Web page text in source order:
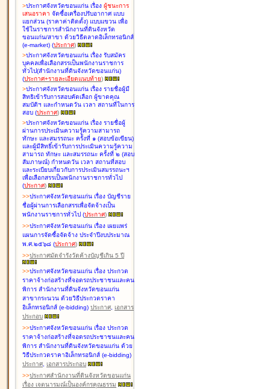
>ประกาศจังหวัดขอนแก่น เรื่อง ผู้ชนะการ
เสนอราคา จัดซื้อเครื่องปรับอากาศ แบบ
แยกส่วน (ราคาค่าติดตั้ง) แบบแขวน เพื่อ
ใช้ในราชการสำนักงานที่ดินจังหวัด
ขอนแก่น/สาขา ด้วยวิธีตลาดอิเล็กทรอนิกส์
(e-market) (ประกาศ)
>ประกาศจังหวัดขอนแก่น เรื่อง รับสมัคร
บุคคลเพื่อเลือกสรรเป็นพนักงานราชการ
ทั่วไป(สำนักงานที่ดินจังหวัดขอนแก่น)
(ประกาศ+รายละเอียดแนบท้าย)
>ประกาศจังหวัดขอนแก่น เรื่อง รายชื่อผู้มี
สิทธิเข้ารับการสอบคัดเลือก ผู้ขาดคุณ
สมบัติฯ และกำหนดวัน เวลา สถานที่ในการ
สอบ (ประกาศ)
>ประกาศจังหวัดขอนแก่น เรื่อง รายชื่อผู้
ผ่านการประเมินความรู้ความสามารถ
ทักษะ และสมรรถนะ ครั้งที่ ๑ (สอบข้อเขียน)
และผู้มีสิทธิ์เข้ารับการประเมินความรู้ความ
สามารถ ทักษะ และสมรรถนะ ครั้งที่ ๒ (สอบ
สัมภาษณ์) กำหนดวัน เวลา สถานที่สอบ
และระเบียบเกี่ยวกับการประเมินสมรรถนะฯ
เพื่อเลือกสรรเป็นพนักงานราชการทั่วไป
(ประกาศ)
>>ประกาศจังหวัดขอนแก่น เรื่อง บัญชีราย
ชื่อผู้ผ่านการเลือกสรรเพื่อจัดจ้างเป็น
พนักงานราชการทั่วไป (ประกาศ)
>>ประกาศจังหวัดขอนแก่น เรื่อง เผยแพร่
แผนการจัดซื้อจัดจ้าง ประจำปีงบประมาณ
พ.ศ.๒๕๖๘ (ประกาศ)
>>ประกาศมัดจำรังวัดค้างบัญชีเกิน 5 ปี
>>ประกาศจังหวัดขอนแก่น เรื่อง ประกวด
ราคาจ้างก่อสร้างที่จอดรถประชาชนและคน
พิการ สำนักงานที่ดินจังหวัดขอนแก่น
สาขากระนวน ด้วยวิธีประกวดราคา
อิเล็กทรอนิกส์ (e-bidding) ประกาศ, เอกสาร
ประกอบ
>>ประกาศจังหวัดขอนแก่น เรื่อง ประกวด
ราคาจ้างก่อสร้างที่จอดรถประชาชนและคน
พิการ สำนักงานที่ดินจังหวัดขอนแก่น ด้วย
วิธีประกวดราคาอิเล็กทรอนิกส์ (e-bidding)
ประกาศ, เอกสารประกอบ
>>ประกาศสำนักงานที่ดินจังหวัดขอนแก่น
เรื่อง เจตนารมณ์เป็นองค์กรคุณธรรม